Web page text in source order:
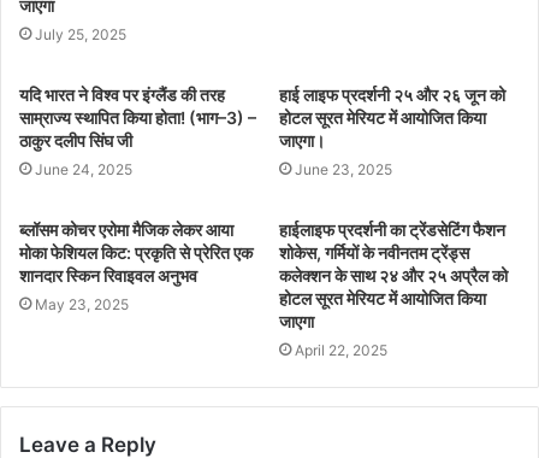
जाएगा
July 25, 2025
यदि भारत ने विश्व पर इंग्लैंड की तरह
साम्राज्य स्थापित किया होता! (भाग–3) –
ठाकुर दलीप सिंघ जी
June 24, 2025
हाई लाइफ प्रदर्शनी २५ और २६ जून को
होटल सूरत मेरियट में आयोजित किया
जाएगा।
June 23, 2025
ब्लॉसम कोचर एरोमा मैजिक लेकर आया
मोका फेशियल किट: प्रकृति से प्रेरित एक
शानदार स्किन रिवाइवल अनुभव
May 23, 2025
हाईलाइफ प्रदर्शनी का ट्रेंडसेटिंग फैशन
शोकेस, गर्मियों के नवीनतम ट्रेंड्स
कलेक्शन के साथ २४ और २५ अप्रैल को
होटल सूरत मेरियट में आयोजित किया
जाएगा
April 22, 2025
Leave a Reply